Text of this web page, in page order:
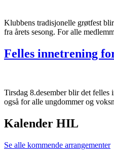
Klubbens tradisjonelle grøtfest
fra årets sesong. For alle
Felles innetrening
Tirsdag 8.desember blir det
også for alle ungdommer og
Kalender HIL
Se alle kommende arrangementer